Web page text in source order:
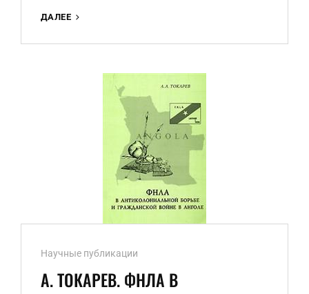
ДАЛЕЕ
«СМЕРТЕЛЬНЫЙ
«ЦЕРБЕРА»
Ссылки
рубрик
Научные публикации
А. ТОКАРЕВ. ФНЛА В